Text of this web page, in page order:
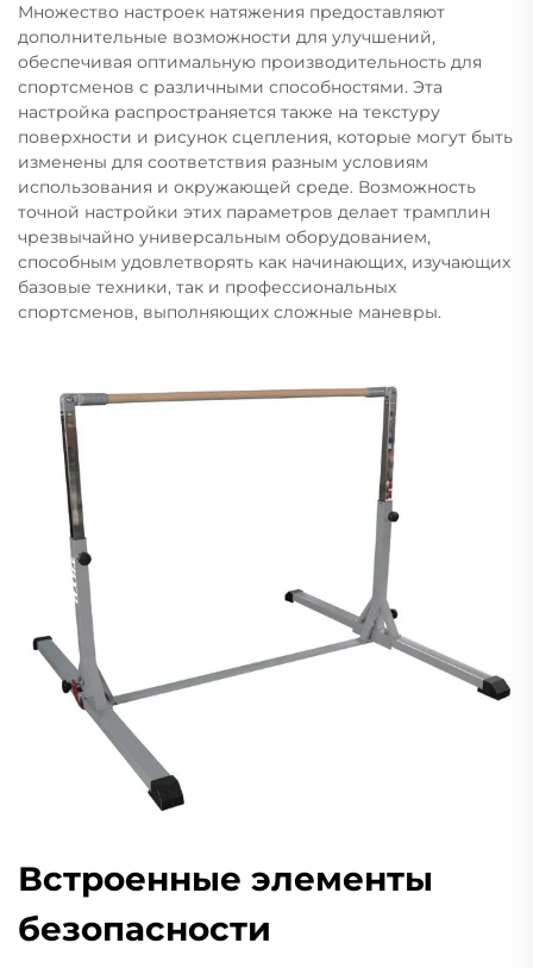
Множество настроек натяжения предоставляют
дополнительные возможности для улучшений,
обеспечивая оптимальную производительность для
спортсменов с различными способностями. Эта
настройка распространяется также на текстуру
поверхности и рисунок сцепления, которые могут быть
изменены для соответствия разным условиям
использования и окружающей среде. Возможность
точной настройки этих параметров делает трамплин
чрезвычайно универсальным оборудованием,
способным удовлетворять как начинающих, изучающих
базовые техники, так и профессиональных
спортсменов, выполняющих сложные маневры.
Встроенные элементы
безопасности